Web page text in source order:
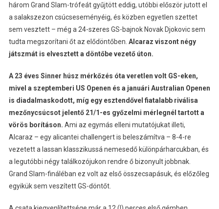
három Grand Slam-trófeát gyűjtött eddig, utóbbi először jutott el
a salakszezon csúcseseményéig, és közben egyetlen szettet
sem vesztett – még a 24-szeres GS-bajnok Novak Djokovic sem
tudta megszorítani őt az elődöntőben. Alcaraz viszont négy
játszmát is elvesztett a döntőbe vezető úton.
A 23 éves Sinner húsz mérkőzés óta veretlen volt GS-eken,
mivel a szeptemberi US Openen és a januári Australian Openen
is diadalmaskodott, míg egy esztendővel fiatalabb riválisa
mezőnycsúcsot jelentő 21/1-es győzelmi mérlegnél tartott a
vörös borításon. Ami az egymás elleni mutatójukat illeti,
Alcaraz – egy alicantei challengert is beleszámítva – 8-4-re
vezetett a lassan klasszikussá nemesedő különpárharcukban, és
a legutóbbi négy találkozójukon rendre ő bizonyult jobbnak.
Grand Slam-fináléban ez volt az első összecsapásuk, és előzőleg
egyikük sem veszített GS-döntőt.